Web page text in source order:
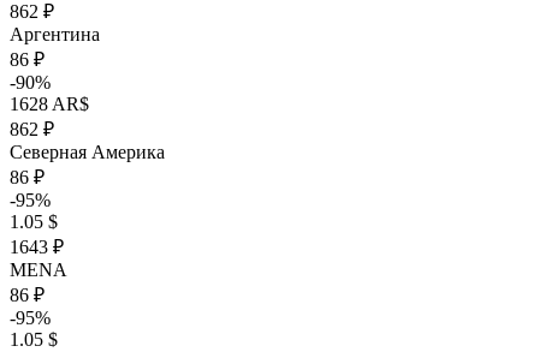
862 ₽
Аргентина
86 ₽
-90%
1628 AR$
862 ₽
Северная Америка
86 ₽
-95%
1.05 $
1643 ₽
MENA
86 ₽
-95%
1.05 $